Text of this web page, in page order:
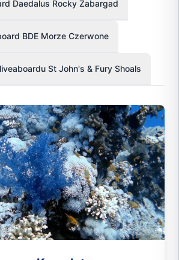
Daedalus Rocky Zabargad
BDE Morze Czerwone
St John's & Fury Shoals